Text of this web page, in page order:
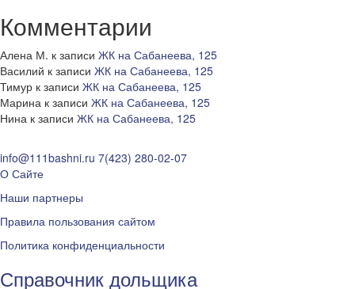
Комментарии
Алена М. к записи ЖК на Сабанеева, 125
Василий к записи ЖК на Сабанеева, 125
Тимур к записи ЖК на Сабанеева, 125
Марина к записи ЖК на Сабанеева, 125
Нина к записи ЖК на Сабанеева, 125
info@111bashni.ru 7(423) 280-02-07
О Сайте
Наши партнеры
Правила пользования сайтом
Политика конфиденциальности
Справочник дольщика